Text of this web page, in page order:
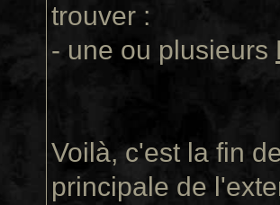
trouver :
- une ou plusieurs
Voilà, c'est la fin
principale de